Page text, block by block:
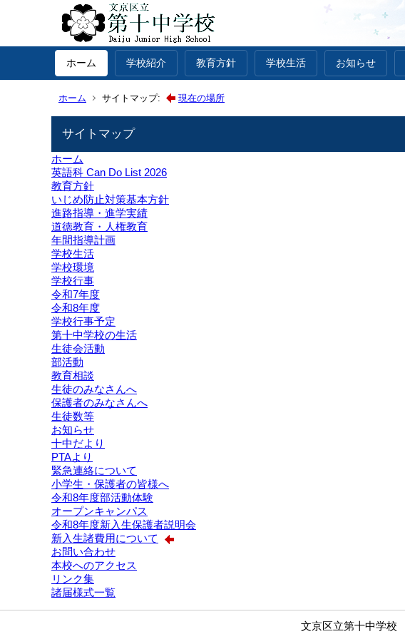
ホーム 学校紹介 教育方針 学校生活 お知らせ
ホーム サイトマップ: 現在の場所
サイトマップ
ホーム
英語科 Can Do List 2026
教育方針
いじめ防止対策基本方針
進路指導・進学実績
道徳教育・人権教育
年間指導計画
学校生活
学校環境
学校行事
令和7年度
令和8年度
学校行事予定
第十中学校の生活
生徒会活動
部活動
教育相談
生徒のみなさんへ
保護者のみなさんへ
生徒数等
お知らせ
十中だより
PTAより
緊急連絡について
小学生・保護者の皆様へ
令和8年度部活動体験
オープンキャンパス
令和8年度新入生保護者説明会
新入生諸費用について
お問い合わせ
本校へのアクセス
リンク集
諸届様式一覧
文京区立第十中学校